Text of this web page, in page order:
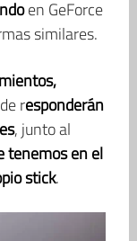
en GeForce
similares.
responderán
, junto al
tenemos en el
stick.